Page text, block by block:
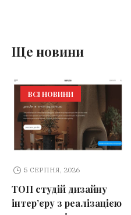
Ще новини
ВСІ НОВИНИ
5 СЕРПНЯ, 2026
ТОП студій дизайну
інтер’єру з реалізацією